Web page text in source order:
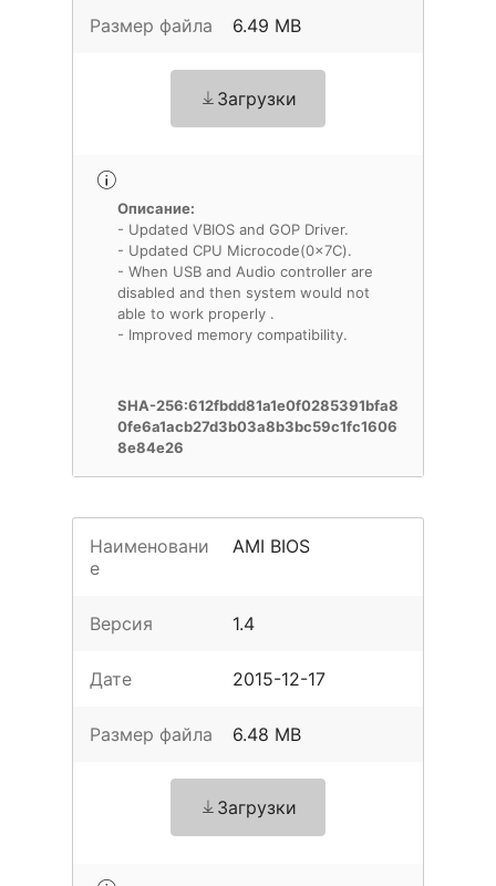
Размер файла 6.49 MB
Загрузки
Описание:
- Updated VBIOS and GOP Driver.
- Updated CPU Microcode(0x7C).
- When USB and Audio controller are
disabled and then system would not
able to work properly .
- Improved memory compatibility.
SHA-256:612fbdd81a1e0f0285391bfa8
0fe6a1acb27d3b03a8b3bc59c1fc1606
8e84e26
Наименовани
е
AMI BIOS
Версия 1.4
Дате 2015-12-17
Размер файла 6.48 MB
Загрузки